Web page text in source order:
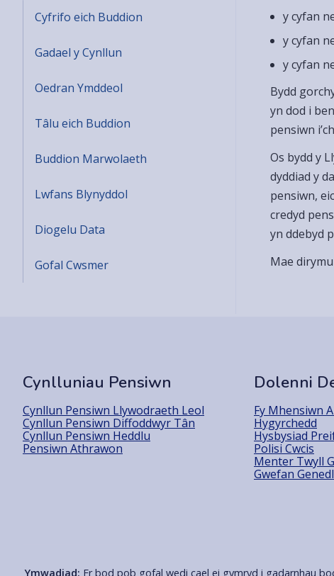
Cyfrifo eich Buddion
Gadael y Cynllun
Oedran Ymddeol
Tâlu eich Buddion
Buddion Marwolaeth
Lwfans Blynyddol
Diogelu Data
Gofal Cwsmer
y cyfan
y cyfan
y cyfan
Bydd
yn dod i
pensiwn
Os bydd y
dyddiad y
pensiwn,
credyd
yn ddebyd
Mae
Cynlluniau Pensiwn
Cynllun Pensiwn Llywodraeth Leol
Cynllun Pensiwn Diffoddwyr Tân
Cynllun Pensiwn Heddlu
Pensiwn Athrawon
Dolenni
Fy Mhensiwn
Hygyrchedd
Hysbysiad
Polisi Cwcis
Menter Twyll
Gwefan
Ymwadiad: Er bod pob gofal wedi cael ei gymryd i gadarnhau